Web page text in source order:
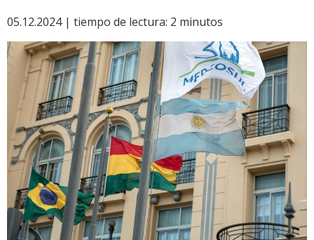
05.12.2024 | tiempo de lectura: 2 minutos